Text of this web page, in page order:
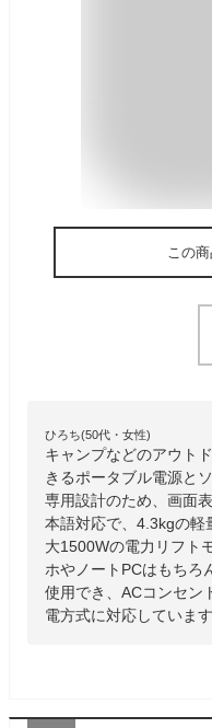
この
ひろち(50代・女性)
キャンプなどのアウト
きるポータブル電源と
専用設計のため、画面
本語対応で、4.3kgの軽
大1500Wの電力リフト
ホやノートPCはもちろ
使用でき、ACコンセン
電方式に対応しています